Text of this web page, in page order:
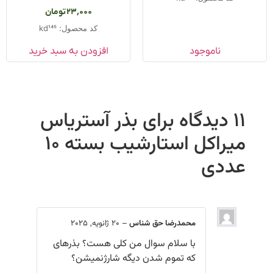
ناموجود
23,000تومان
کد محصول: kd145
افزودن به سبد خرید
بذر آستریاس
میراکل استارشیب بسته ۱۰
عددی
محمدرضا حق شناس– 20 ژانویه, 2025
با سلام سوال من کلی هست؟ بذرهای
که تموم شدن دیگه شارژنمیشن؟